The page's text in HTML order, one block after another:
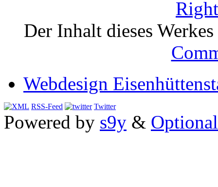
Der Inhalt dieses
Webdesign
RSS-Feed Twitter
Powered by s9y &